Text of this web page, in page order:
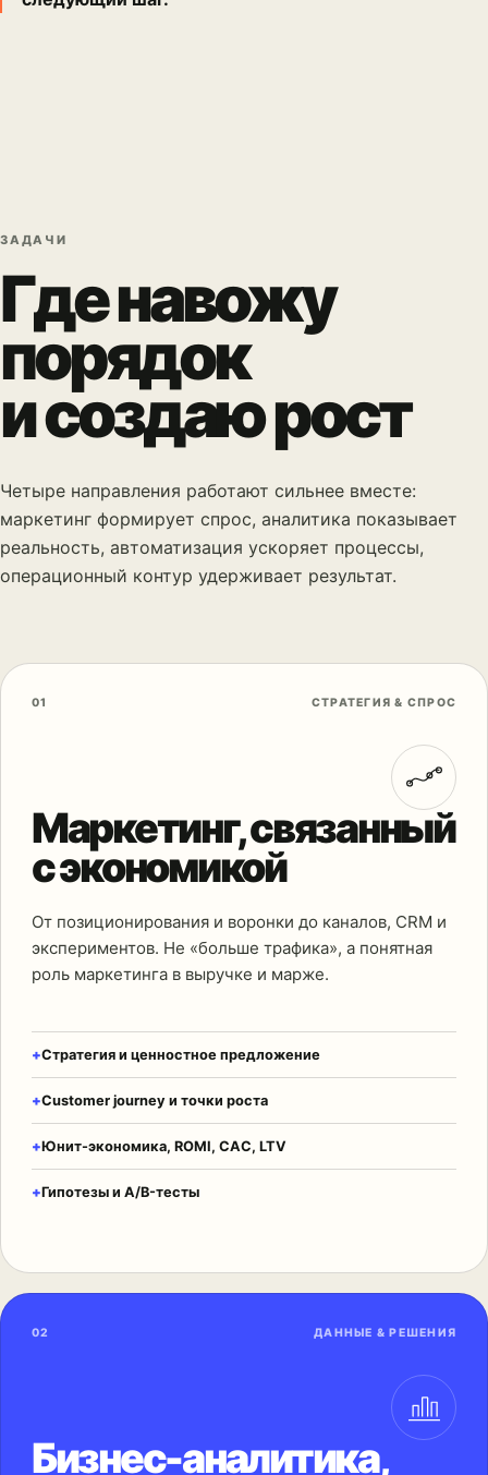
ЗАДАЧИ
Где навожу
порядок
и создаю рост
Четыре направления работают сильнее вместе:
маркетинг формирует спрос, аналитика показывает
реальность, автоматизация ускоряет процессы,
операционный контур удерживает результат.
01 СТРАТЕГИЯ & СПРОС
Маркетинг, связанный
с экономикой
От позиционирования и воронки до каналов, CRM и
экспериментов. Не «больше трафика», а понятная
роль маркетинга в выручке и марже.
Стратегия и ценностное предложение
Customer journey и точки роста
Юнит-экономика, ROMI, CAC, LTV
Гипотезы и A/B-тесты
02 ДАННЫЕ & РЕШЕНИЯ
Бизнес-аналитика,